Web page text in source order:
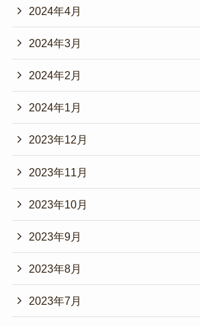
2024年4月
2024年3月
2024年2月
2024年1月
2023年12月
2023年11月
2023年10月
2023年9月
2023年8月
2023年7月